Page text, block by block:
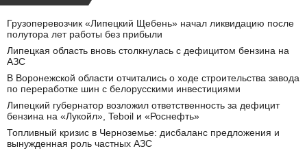
Грузоперевозчик «Липецкий Щебень» начал ликвидацию после
полутора лет работы без прибыли
Липецкая область вновь столкнулась с дефицитом бензина на
АЗС
В Воронежской области отчитались о ходе строительства завода
по переработке шин с белорусскими инвестициями
Липецкий губернатор возложил ответственность за дефицит
бензина на «Лукойл», Teboil и «Роснефть»
Топливный кризис в Черноземье: дисбаланс предложения и
вынужденная роль частных АЗС